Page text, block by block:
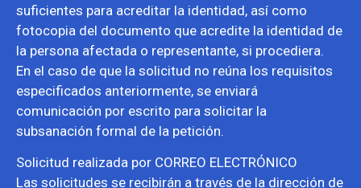
suficientes para acreditar la identidad, así como
fotocopia del documento que acredite la identidad de
la persona afectada o representante, si procediera.
En el caso de que la solicitud no reúna los requisitos
especificados anteriormente, se enviará
comunicación por escrito para solicitar la
subsanación formal de la petición.
Solicitud realizada por CORREO ELECTRÓNICO
Las solicitudes se recibirán a través de la dirección de